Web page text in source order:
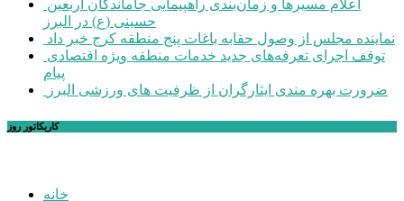
حسینی (ع) در البرز
نماینده مجلس از وصول حقابه باغات پنج منطقه کرج خبر داد
پیام
ضرورت بهره مندی ایثارگران از ظرفیت های ورزشی البرز
کاریکاتور روز
خانه